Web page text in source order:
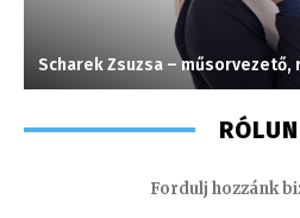
Scharek Zsuzsa –
Fordulj hozzánk